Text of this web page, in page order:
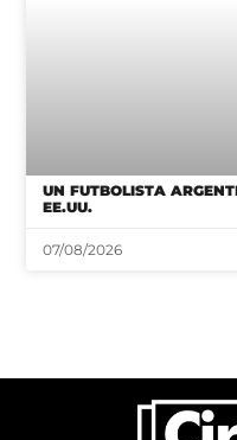
UN FUTBOLISTA
EE.UU.
07/08/2026